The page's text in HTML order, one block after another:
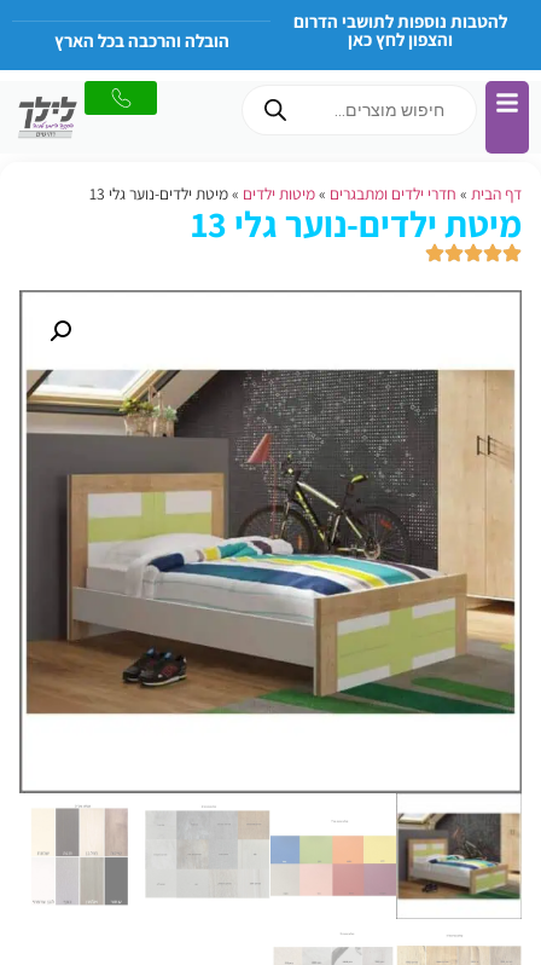
להטבות נוספות לתושבי הדרום
והצפון לחץ כאן הובלה והרכבה בכל הארץ
דף הבית » חדרי ילדים ומתבגרים »מיטות ילדים »מיטת ילדים-נוער גלי 13
מיטת ילדים-נוער גלי 13